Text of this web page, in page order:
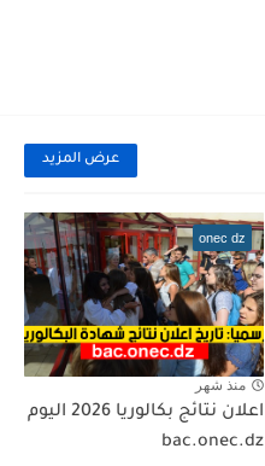
عرض المزيد
onec dz
منذ شهر
اعلان نتائج بكالوريا 2026 اليوم
bac.onec.dz